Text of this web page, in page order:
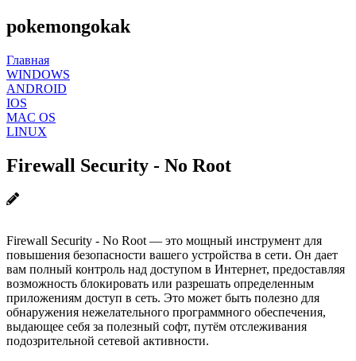
pokemongokak
Главная
WINDOWS
ANDROID
IOS
MAC OS
LINUX
Firewall Security - No Root
Firewall Security - No Root — это мощный инструмент для
повышения безопасности вашего устройства в сети. Он дает
вам полный контроль над доступом в Интернет, предоставляя
возможность блокировать или разрешать определенным
приложениям доступ в сеть. Это может быть полезно для
обнаружения нежелательного программного обеспечения,
выдающее себя за полезный софт, путём отслеживания
подозрительной сетевой активности.